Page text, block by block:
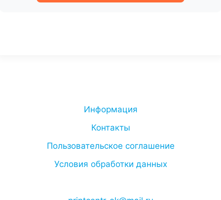
Информация
Контакты
Пользовательское соглашение
Условия обработки данных